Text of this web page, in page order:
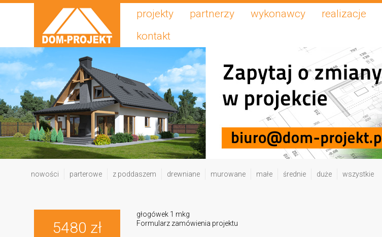
projekty partnerzy wykonawcy realizacje
kontakt
nowości parterowe z poddaszem drewniane murowane małe średnie duże wszystkie
5480 zł
głogówek 1 mkg
Formularz zamówienia projektu